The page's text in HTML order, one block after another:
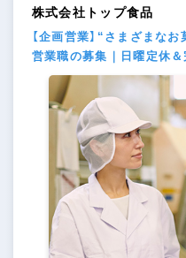
株式会社トップ食品
【企画営業】“さまざまな
営業職の募集｜日曜定休＆